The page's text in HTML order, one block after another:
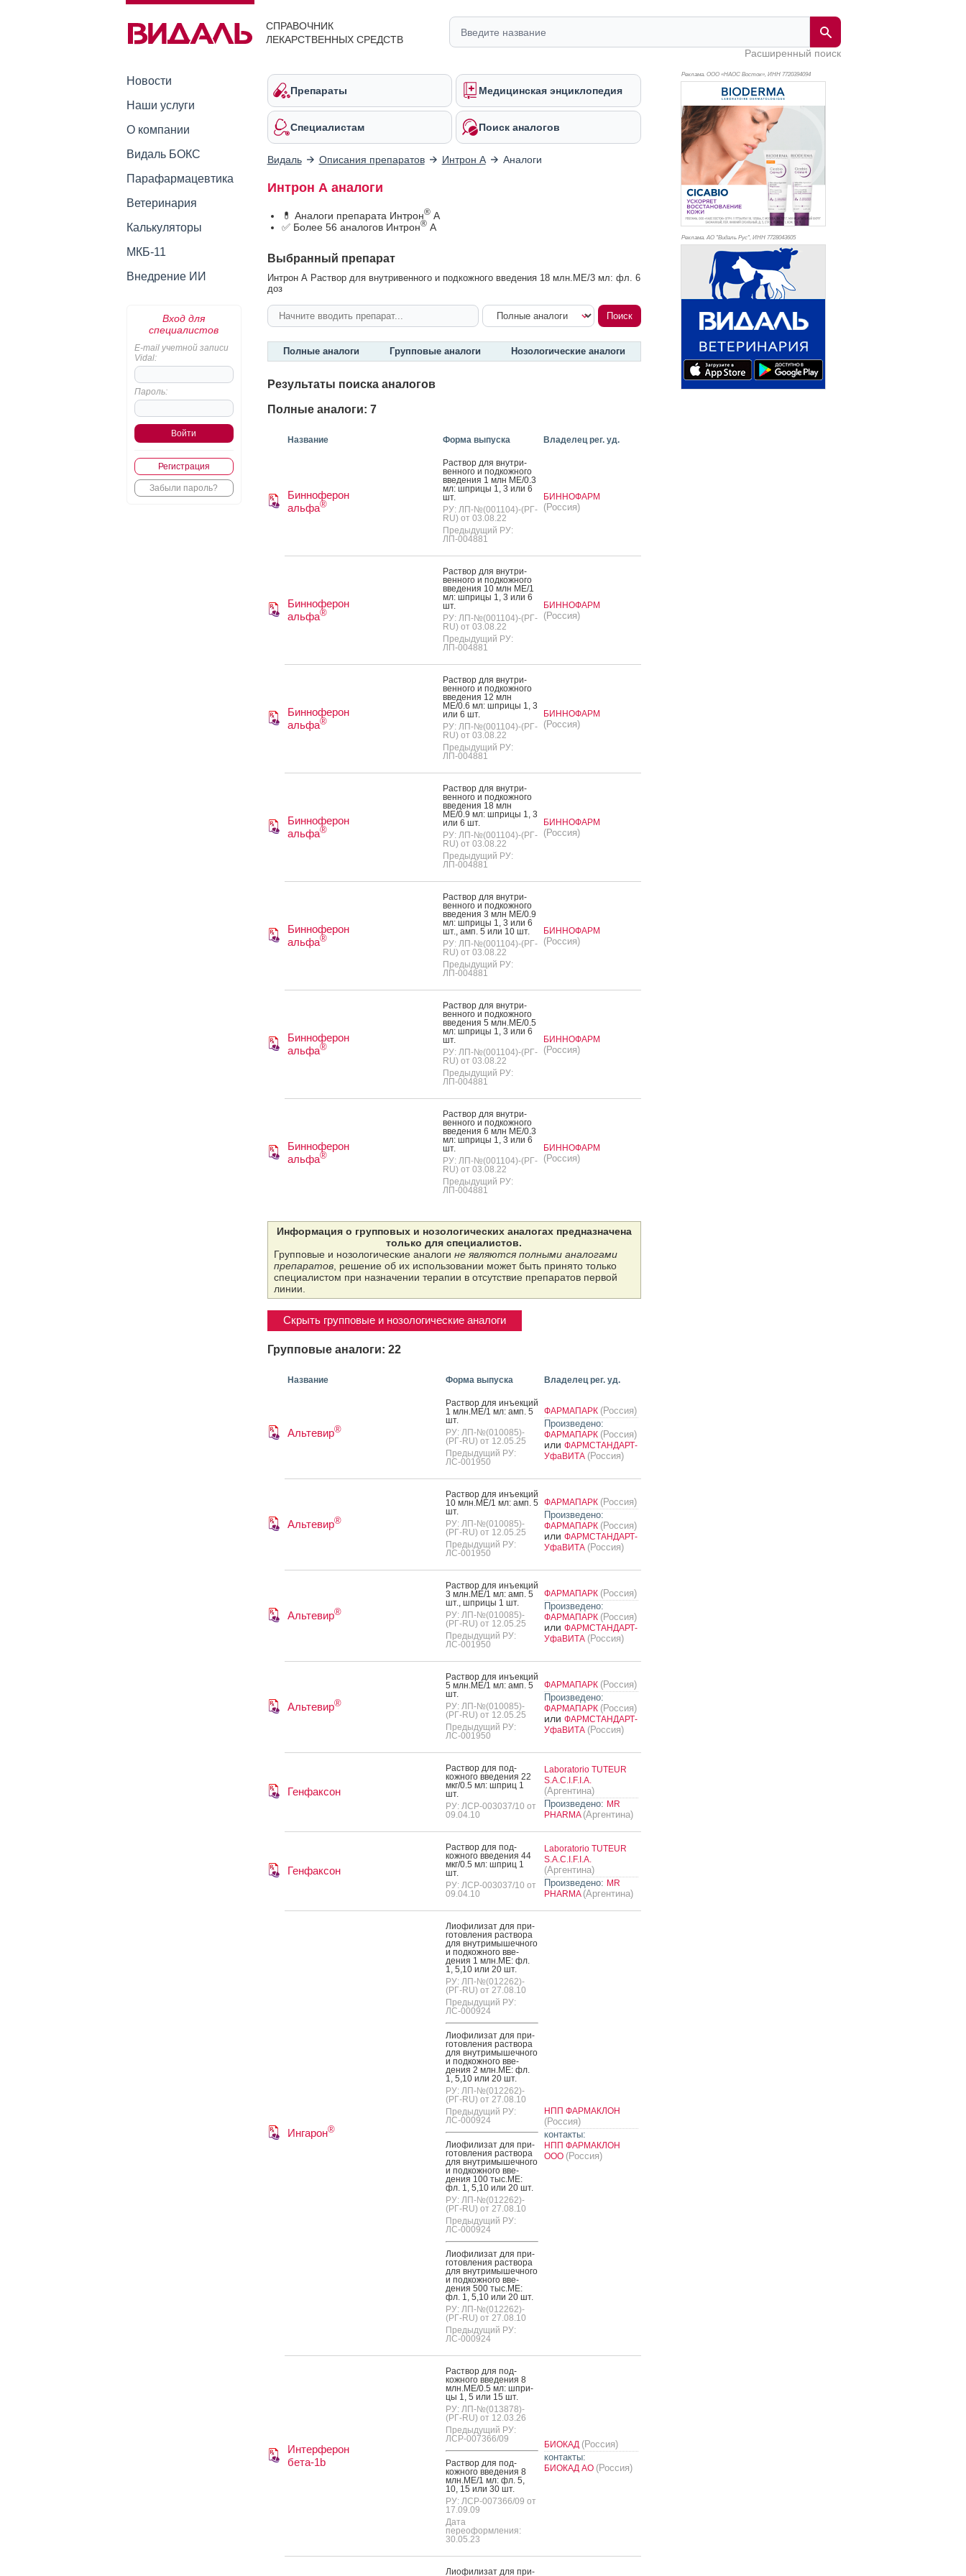
СПРАВОЧНИК
ЛЕКАРСТВЕННЫХ СРЕДСТВ
Расширенный поиск
Новости
Наши услуги
О компании
Видаль БОКС
Парафармацевтика
Ветеринария
Калькуляторы
МКБ-11
Внедрение ИИ
Вход для
специалистов
E-mail учетной записи
Vidal:
Пароль:
Регистрация
Забыли пароль?
Препараты Медицинская энциклопедия
Специалистам Поиск аналогов
Видаль Описания препаратов Интрон А Аналоги
Интрон А аналоги
💊 Аналоги препарата Интрон®А
✅ Более 56 аналогов Интрон®А
Выбранный препарат
Интрон А Раствор для внутривенного и подкожного введения 18 млн.МЕ/3 мл: фл. 6
доз
Полные аналоги Групповые аналоги Нозологические аналоги
Результаты поиска аналогов
Полные аналоги: 7
Название Форма выпуска Владелец рег. уд.
Бинноферон
альфа®
Рас­твор для внут­ри­
вен­но­го и под­кожно­го
вве­дения 1 млн МЕ/0.3
мл: шпри­цы 1, 3 или 6
шт.
РУ: ЛП-№(001104)-(РГ-
RU) от 03.08.22
Предыдущий РУ:
ЛП-004881
БИННОФАРМ
(Россия)
Бинноферон
альфа®
Рас­твор для внут­ри­
вен­но­го и под­кожно­го
вве­дения 10 млн МЕ/1
мл: шпри­цы 1, 3 или 6
шт.
РУ: ЛП-№(001104)-(РГ-
RU) от 03.08.22
Предыдущий РУ:
ЛП-004881
БИННОФАРМ
(Россия)
Бинноферон
альфа®
Рас­твор для внут­ри­
вен­но­го и под­кожно­го
вве­дения 12 млн
МЕ/0.6 мл: шпри­цы 1, 3
или 6 шт.
РУ: ЛП-№(001104)-(РГ-
RU) от 03.08.22
Предыдущий РУ:
ЛП-004881
БИННОФАРМ
(Россия)
Бинноферон
альфа®
Рас­твор для внут­ри­
вен­но­го и под­кожно­го
вве­дения 18 млн
МЕ/0.9 мл: шпри­цы 1, 3
или 6 шт.
РУ: ЛП-№(001104)-(РГ-
RU) от 03.08.22
Предыдущий РУ:
ЛП-004881
БИННОФАРМ
(Россия)
Бинноферон
альфа®
Рас­твор для внут­ри­
вен­но­го и под­кожно­го
вве­дения 3 млн МЕ/0.9
мл: шпри­цы 1, 3 или 6
шт., амп. 5 или 10 шт.
РУ: ЛП-№(001104)-(РГ-
RU) от 03.08.22
Предыдущий РУ:
ЛП-004881
БИННОФАРМ
(Россия)
Бинноферон
альфа®
Рас­твор для внут­ри­
вен­но­го и под­кожно­го
вве­дения 5 млн.МЕ/0.5
мл: шпри­цы 1, 3 или 6
шт.
РУ: ЛП-№(001104)-(РГ-
RU) от 03.08.22
Предыдущий РУ:
ЛП-004881
БИННОФАРМ
(Россия)
Бинноферон
альфа®
Рас­твор для внут­ри­
вен­но­го и под­кожно­го
вве­дения 6 млн МЕ/0.3
мл: шпри­цы 1, 3 или 6
шт.
РУ: ЛП-№(001104)-(РГ-
RU) от 03.08.22
Предыдущий РУ:
ЛП-004881
БИННОФАРМ
(Россия)
Информация о групповых и нозологических аналогах предназначена
только для специалистов.
Групповые и нозологические аналоги не являются полными аналогами
препаратов, решение об их использовании может быть принято только
специалистом при назначении терапии в отсутствие препаратов первой
линии.
Скрыть групповые и нозологические аналоги
Групповые аналоги: 22
Название Форма выпуска Владелец рег. уд.
Альтевир®
Рас­твор для инъ­ек­ций
1 млн.МЕ/1 мл: амп. 5
шт.
РУ: ЛП-№(010085)-
(РГ-RU) от 12.05.25
Предыдущий РУ:
ЛС-001950
ФАРМАПАРК (Россия)
Произведено:
ФАРМАПАРК (Россия)
или ФАРМСТАНДАРТ-
УфаВИТА (Россия)
Альтевир®
Рас­твор для инъ­ек­ций
10 млн.МЕ/1 мл: амп. 5
шт.
РУ: ЛП-№(010085)-
(РГ-RU) от 12.05.25
Предыдущий РУ:
ЛС-001950
ФАРМАПАРК (Россия)
Произведено:
ФАРМАПАРК (Россия)
или ФАРМСТАНДАРТ-
УфаВИТА (Россия)
Альтевир®
Рас­твор для инъ­ек­ций
3 млн.МЕ/1 мл: амп. 5
шт., шпри­цы 1 шт.
РУ: ЛП-№(010085)-
(РГ-RU) от 12.05.25
Предыдущий РУ:
ЛС-001950
ФАРМАПАРК (Россия)
Произведено:
ФАРМАПАРК (Россия)
или ФАРМСТАНДАРТ-
УфаВИТА (Россия)
Альтевир®
Рас­твор для инъ­ек­ций
5 млн.МЕ/1 мл: амп. 5
шт.
РУ: ЛП-№(010085)-
(РГ-RU) от 12.05.25
Предыдущий РУ:
ЛС-001950
ФАРМАПАРК (Россия)
Произведено:
ФАРМАПАРК (Россия)
или ФАРМСТАНДАРТ-
УфаВИТА (Россия)
Генфаксон
Рас­твор для под­
кожно­го вве­дения 22
мкг/0.5 мл: шприц 1
шт.
РУ: ЛСР-003037/10 от
09.04.10
Laboratorio TUTEUR
S.A.C.I.F.I.A.
(Аргентина)
Произведено: MR
PHARMA (Аргентина)
Генфаксон
Рас­твор для под­
кожно­го вве­дения 44
мкг/0.5 мл: шприц 1
шт.
РУ: ЛСР-003037/10 от
09.04.10
Laboratorio TUTEUR
S.A.C.I.F.I.A.
(Аргентина)
Произведено: MR
PHARMA (Аргентина)
Ингарон®
Ли­офи­лизат для при­
готов­ле­ния рас­тво­ра
для внут­ри­мышеч­но­го
и под­кожно­го вве­
дения 1 млн.МЕ: фл.
1, 5,10 или 20 шт.
РУ: ЛП-№(012262)-
(РГ-RU) от 27.08.10
Предыдущий РУ:
ЛС-000924
Ли­офи­лизат для при­
готов­ле­ния рас­тво­ра
для внут­ри­мышеч­но­го
и под­кожно­го вве­
дения 2 млн.МЕ: фл.
1, 5,10 или 20 шт.
РУ: ЛП-№(012262)-
(РГ-RU) от 27.08.10
Предыдущий РУ:
ЛС-000924
Ли­офи­лизат для при­
готов­ле­ния рас­тво­ра
для внут­ри­мышеч­но­го
и под­кожно­го вве­
дения 100 тыс.МЕ:
фл. 1, 5,10 или 20 шт.
РУ: ЛП-№(012262)-
(РГ-RU) от 27.08.10
Предыдущий РУ:
ЛС-000924
Ли­офи­лизат для при­
готов­ле­ния рас­тво­ра
для внут­ри­мышеч­но­го
и под­кожно­го вве­
дения 500 тыс.МЕ:
фл. 1, 5,10 или 20 шт.
РУ: ЛП-№(012262)-
(РГ-RU) от 27.08.10
Предыдущий РУ:
ЛС-000924
НПП ФАРМАКЛОН
(Россия)
контакты:
НПП ФАРМАКЛОН
ООО (Россия)
Интерферон
бета-1b
Рас­твор для под­
кожно­го вве­дения 8
млн.МЕ/0.5 мл: шпри­
цы 1, 5 или 15 шт.
РУ: ЛП-№(013878)-
(РГ-RU) от 12.03.26
Предыдущий РУ:
ЛСР-007366/09
Рас­твор для под­
кожно­го вве­дения 8
млн.МЕ/1 мл: фл. 5,
10, 15 или 30 шт.
РУ: ЛСР-007366/09 от
17.09.09
Дата
переоформления:
30.05.23
БИОКАД (Россия)
контакты:
БИОКАД АО (Россия)
Ли­офи­лизат для при­
Реклама. ООО «НАОС Восток», ИНН 7720394094
Реклама. АО "Видаль Рус", ИНН 7728043605